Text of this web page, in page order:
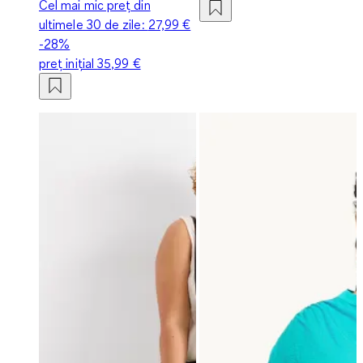
Cel mai mic preț din
ultimele 30 de zile: 27,99 €
-28%
preț inițial35,99 €